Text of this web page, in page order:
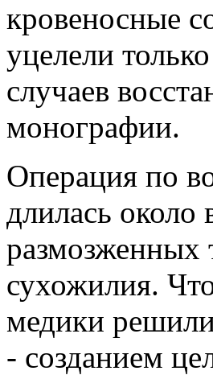
кровеносные
уцелели
случаев
монографии.
Операция по
длилась около
размозженных
сухожилия.
медики
- созданием